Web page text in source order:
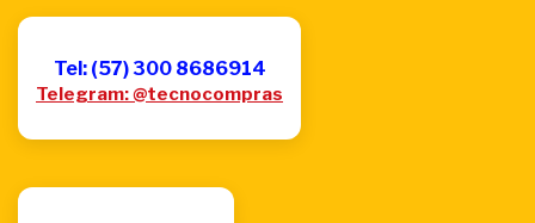
Tel: (57) 300 8686914
Telegram: @tecnocompras